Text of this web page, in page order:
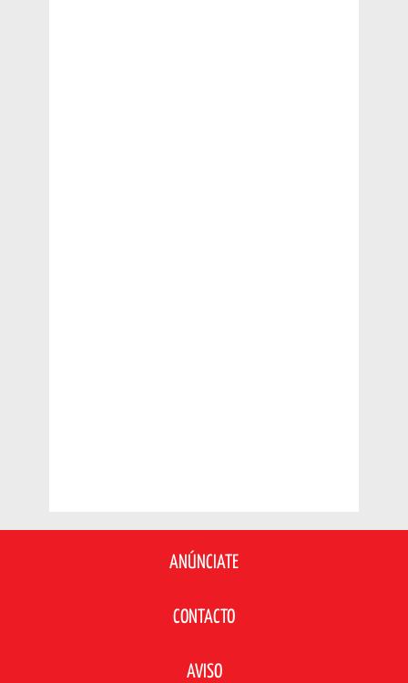
ANÚNCIATE
CONTACTO
AVISO